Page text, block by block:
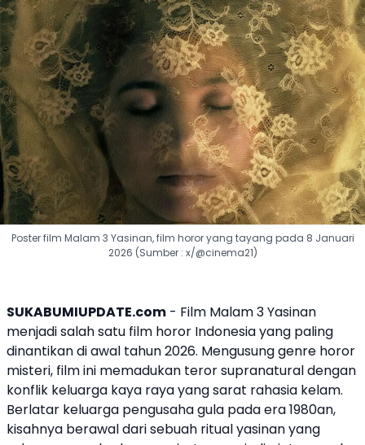
Poster film Malam 3 Yasinan, film horor yang tayang pada 8 Januari
2026 (Sumber : x/@cinema21)
SUKABUMIUPDATE.com - Film Malam 3 Yasinan
menjadi salah satu film horor Indonesia yang paling
dinantikan di awal tahun 2026. Mengusung genre horor
misteri, film ini memadukan teror supranatural dengan
konflik keluarga kaya raya yang sarat rahasia kelam.
Berlatar keluarga pengusaha gula pada era 1980an,
kisahnya berawal dari sebuah ritual yasinan yang